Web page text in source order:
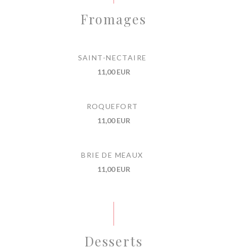
Fromages
SAINT-NECTAIRE
11,00 EUR
ROQUEFORT
11,00 EUR
BRIE DE MEAUX
11,00 EUR
Desserts